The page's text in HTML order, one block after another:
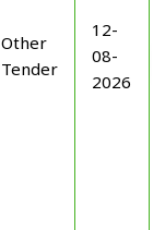
Other
Tender
12-
08-
2026